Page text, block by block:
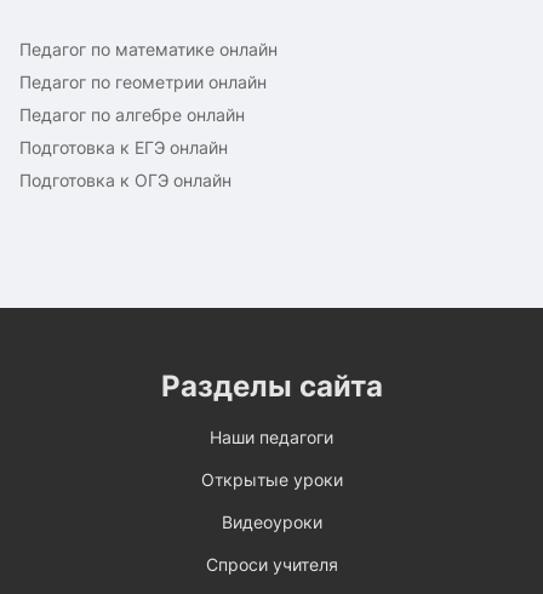
Педагог по математике онлайн
Педагог по геометрии онлайн
Педагог по алгебре онлайн
Подготовка к ЕГЭ онлайн
Подготовка к ОГЭ онлайн
Разделы сайта
Наши педагоги
Открытые уроки
Видеоуроки
Спроси учителя